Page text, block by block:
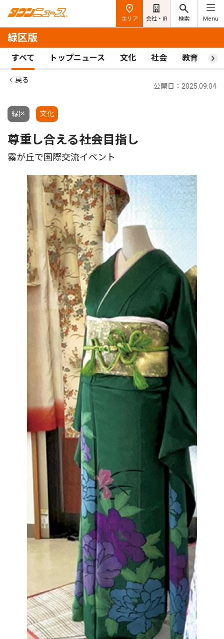
エリア 会社・IR 検索 Menu
緑区版
すべて トップニュース 文化 社会 教育 ス
戻る
緑区 文化
公開日：2025.09.04
尊重し合える社会目指し
霧が丘で国際交流イベント